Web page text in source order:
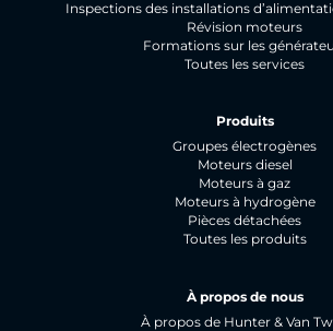
Inspections des installations
Révision moteurs
Formations sur les
Toutes les services
Produits
Groupes électrogènes
Moteurs diesel
Moteurs à gaz
Moteurs à hydrogène
Pièces détachées
Toutes les produits
À propos de nous
À propos de Hunter & Van